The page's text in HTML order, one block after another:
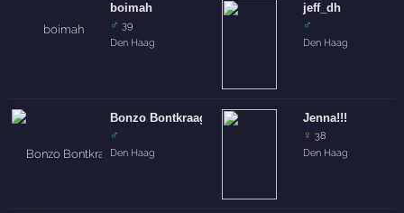
boimah
♂ 39
Den Haag
Bonzo Bontkraag
♂
Den Haag
jeff_dh
♂
Den Haag
Jenna!!!
♀ 38
Den Haag